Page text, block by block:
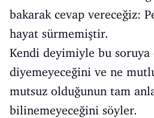
bakarak cevap vereceğiz:
hayat sürmemiştir.
Kendi deyimiyle bu soruya
diyemeyeceğini ve ne
mutsuz olduğunun tam
bilinemeyeceğini söyler.